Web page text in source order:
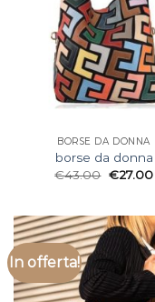
BORSE DA DONNA
borse da donna
€43.00 €27.00
In offerta!